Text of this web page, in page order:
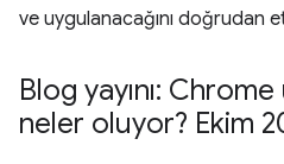
ve uygulanacağını doğrudan
Blog yayını: Chrome
neler oluyor? Ekim